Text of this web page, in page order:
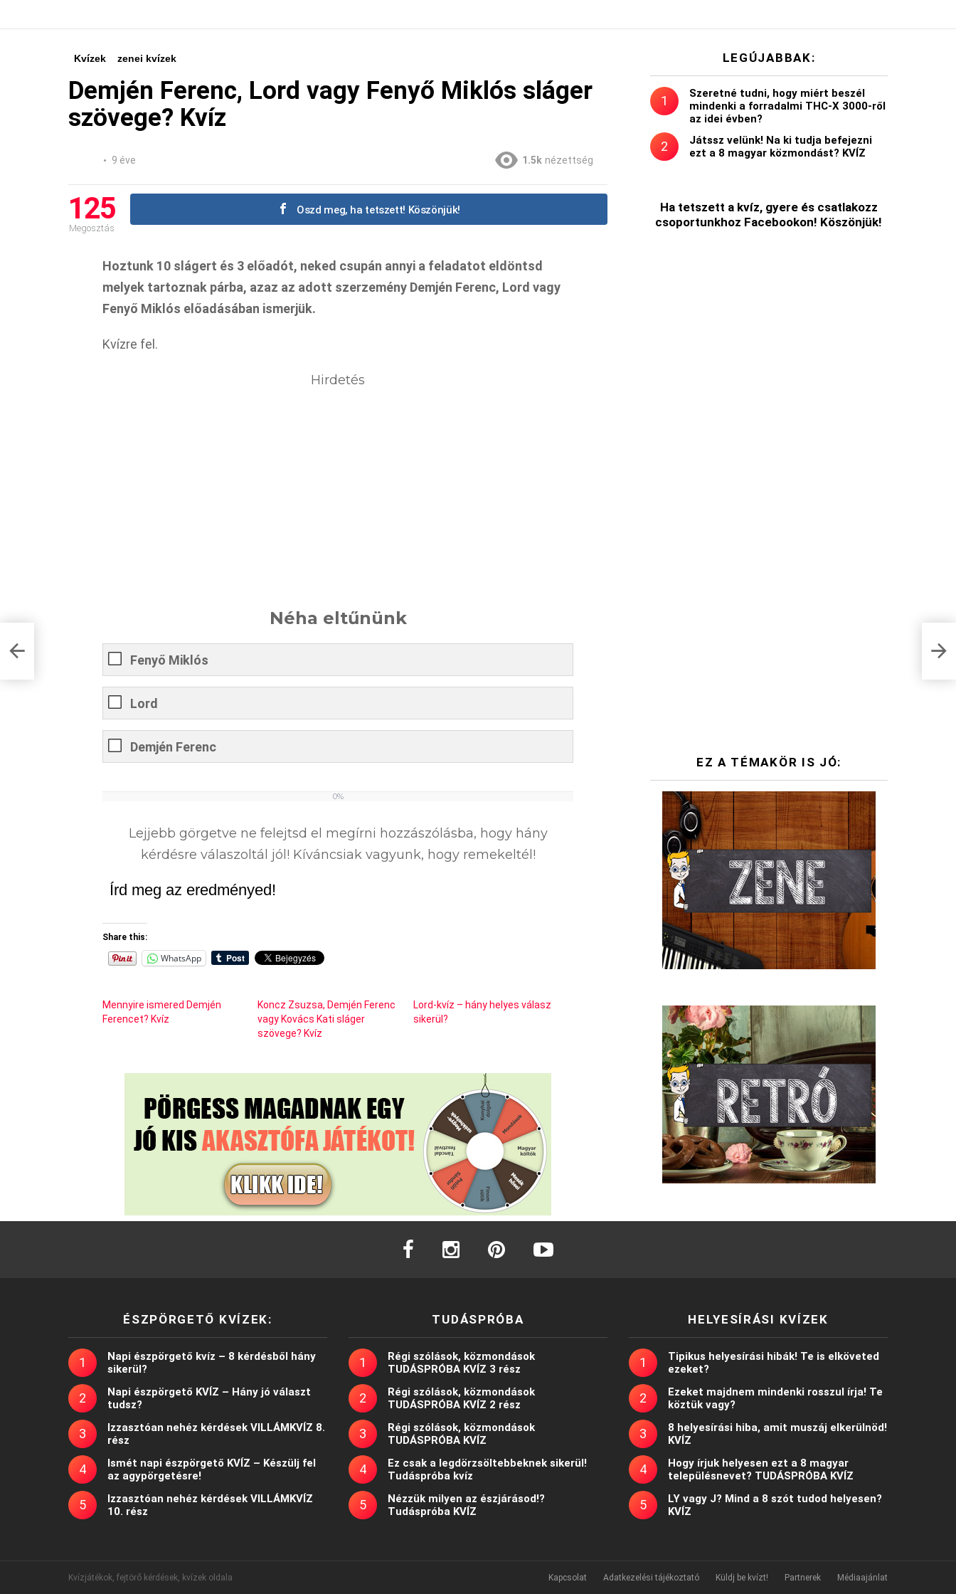
Kvízek zenei kvízek
Demjén Ferenc, Lord vagy Fenyő Miklós sláger
szövege? Kvíz
9 éve 1.5k nézettség
125
Megosztás
Oszd meg, ha tetszett! Köszönjük!
Hoztunk 10 slágert és 3 előadót, neked csupán annyi a feladatot eldöntsd
melyek tartoznak párba, azaz az adott szerzemény Demjén Ferenc, Lord vagy
Fenyő Miklós előadásában ismerjük.
Kvízre fel.
Hirdetés
Néha eltűnünk
Fenyő Miklós
Lord
Demjén Ferenc
0%
Lejjebb görgetve ne felejtsd el megírni hozzászólásba, hogy hány
kérdésre válaszoltál jól! Kíváncsiak vagyunk, hogy remekeltél!
Írd meg az eredményed!
Share this:
WhatsApp
Mennyire ismered Demjén
Ferencet? Kvíz
Koncz Zsuzsa, Demjén Ferenc
vagy Kovács Kati sláger
szövege? Kvíz
Lord-kvíz – hány helyes válasz
sikerül?
LEGÚJABBAK:
Szeretné tudni, hogy miért beszél
mindenki a forradalmi THC-X 3000-ről
az idei évben?
Játssz velünk! Na ki tudja befejezni
ezt a 8 magyar közmondást? KVÍZ
Ha tetszett a kvíz, gyere és csatlakozz
csoportunkhoz Facebookon! Köszönjük!
EZ A TÉMAKÖR IS JÓ:
facebook instagram
ÉSZPÖRGETŐ KVÍZEK:
Napi észpörgető kvíz – 8 kérdésből hány
sikerül?
Napi észpörgető KVÍZ – Hány jó választ
tudsz?
Izzasztóan nehéz kérdések VILLÁMKVÍZ 8.
rész
Ismét napi észpörgető KVÍZ – Készülj fel
az agypörgetésre!
Izzasztóan nehéz kérdések VILLÁMKVÍZ
10. rész
TUDÁSPRÓBA
Régi szólások, közmondások
TUDÁSPRÓBA KVÍZ 3 rész
Régi szólások, közmondások
TUDÁSPRÓBA KVÍZ 2 rész
Régi szólások, közmondások
TUDÁSPRÓBA KVÍZ
Ez csak a legdörzsöltebbeknek sikerül!
Tudáspróba kvíz
Nézzük milyen az észjárásod!?
Tudáspróba KVÍZ
HELYESÍRÁSI KVÍZEK
Tipikus helyesírási hibák! Te is elköveted
ezeket?
Ezeket majdnem mindenki rosszul írja! Te
köztük vagy?
8 helyesírási hiba, amit muszáj elkerülnöd!
KVÍZ
Hogy írjuk helyesen ezt a 8 magyar
településnevet? TUDÁSPRÓBA KVÍZ
LY vagy J? Mind a 8 szót tudod helyesen?
KVÍZ
Kvízjátékok, fejtörő kérdések, kvízek oldala Kapcsolat Adatkezelési tájékoztató Küldj be kvízt! Partnerek Médiaajánlat